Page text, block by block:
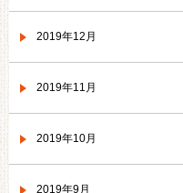
2019年12月
2019年11月
2019年10月
2019年9月